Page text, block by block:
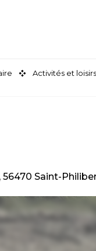
Activités et
56470 Saint-